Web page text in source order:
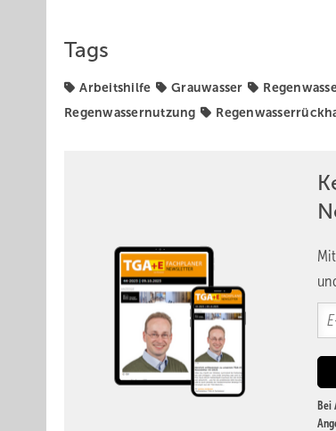
Tags
Arbeitshilfe Grauwasser
Regenwassernutzung
Bei